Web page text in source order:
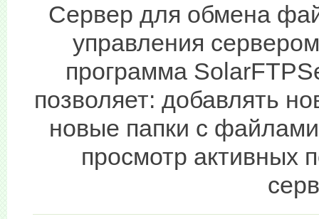
Сервер для обмена
управления
программа
позволяет: добавлять
новые папки с
просмотр активных